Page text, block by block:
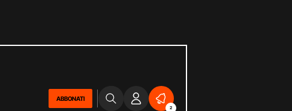
ABBONATI
2